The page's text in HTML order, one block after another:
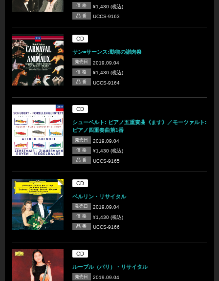
価 格 ¥1,430 (税込)
品 番 UCCS-9163
CD
サン=サーンス:動物の謝肉祭
発売日 2019.09.04
価 格 ¥1,430 (税込)
品 番 UCCS-9164
CD
シューベルト: ピアノ五重奏曲《ます》／モーツァルト:
ピアノ四重奏曲第1番
発売日 2019.09.04
価 格 ¥1,430 (税込)
品 番 UCCS-9165
CD
ベルリン・リサイタル
発売日 2019.09.04
価 格 ¥1,430 (税込)
品 番 UCCS-9166
CD
ルーブル（パリ）・リサイタル
発売日 2019.09.04